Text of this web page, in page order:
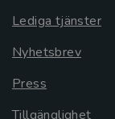
Lediga tjänster
Nyhetsbrev
Press
Tillgänglighet